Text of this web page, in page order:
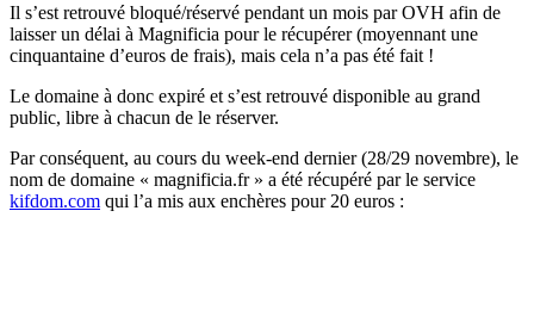
Il s’est retrouvé bloqué/réservé pendant un mois par OVH afin de
laisser un délai à Magnificia pour le récupérer (moyennant une
cinquantaine d’euros de frais), mais cela n’a pas été fait !
Le domaine à donc expiré et s’est retrouvé disponible au grand
public, libre à chacun de le réserver.
Par conséquent, au cours du week-end dernier (28/29 novembre), le
nom de domaine « magnificia.fr » a été récupéré par le service
kifdom.com qui l’a mis aux enchères pour 20 euros :